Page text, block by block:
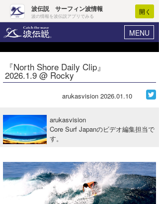
波伝説 サーフィン波情報
波の情報を波伝説アプリでみる
開く
MENU
ヘルプ マイホーム
ログイン
波情報･概況
WAVE HUNTER 波予想ツール
ニュース
サーフィンエリアガイド
『North Shore Daily Clip』
2026.1.9 @ Rocky
arukasvision 2026.01.10
arukasvision
Core Surf Japanのビデオ編集担当で
す。
Core Surf Japan
アート＆エンタメ
トラベル
ショップ情報